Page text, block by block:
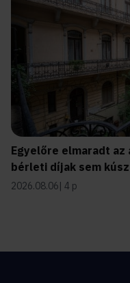
Egyelőre elmaradt
bérleti díjak sem
2026.08.06 4 p